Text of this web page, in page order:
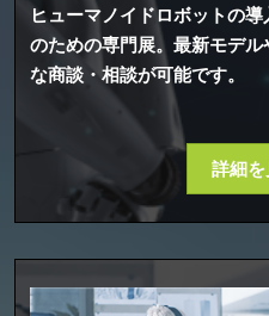
ヒューマノイドロボットの
のための専門展。最新モデ
な商談・相談が可能です。
詳細を